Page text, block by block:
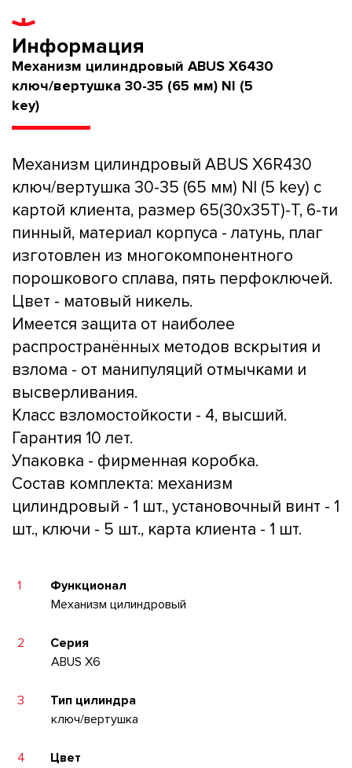
Информация
Механизм цилиндровый ABUS X6430
ключ/вертушка 30-35 (65 мм) NI (5
key)
Механизм цилиндровый ABUS X6R430
ключ/вертушка 30-35 (65 мм) NI (5 key) с
картой клиента, размер 65(30x35T)-T, 6-ти
пинный, материал корпуса - латунь, плаг
изготовлен из многокомпонентного
порошкового сплава, пять перфоключей.
Цвет - матовый никель.
Имеется защита от наиболее
распространённых методов вскрытия и
взлома - от манипуляций отмычками и
высверливания.
Класс взломостойкости - 4, высший.
Гарантия 10 лет.
Упаковка - фирменная коробка.
Состав комплекта: механизм
цилиндровый - 1 шт., установочный винт - 1
шт., ключи - 5 шт., карта клиента - 1 шт.
1
Функционал
Механизм цилиндровый
2
Серия
ABUS X6
3
Тип цилиндра
ключ/вертушка
4
Цвет